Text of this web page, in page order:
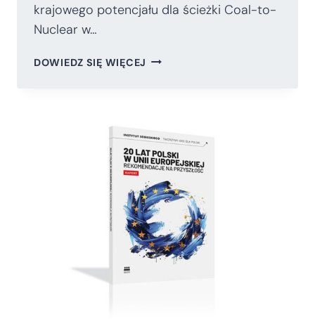
krajowego potencjału dla ścieżki Coal-to-
Nuclear w…
DOWIEDZ SIĘ WIĘCEJ KRAJOWY
DLA
POLSKI